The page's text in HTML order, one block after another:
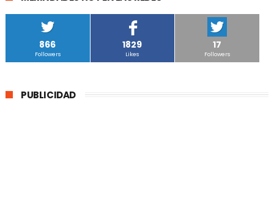
866
Followers
1829
Likes
17
Followers
PUBLICIDAD